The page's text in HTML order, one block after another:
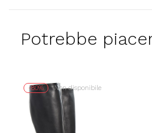
Potrebbe
-80% Non disponibile